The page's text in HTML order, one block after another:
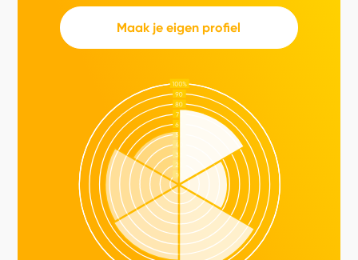
Maak je eigen profiel